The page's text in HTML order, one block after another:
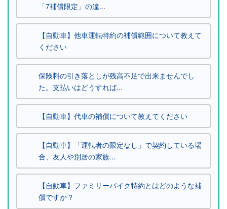
「7補償限定」の違...
【自動車】他車運転特約の補償範囲について教えて
ください
保険料の引き落としが残高不足で出来ませんでし
た。支払いはどうすれば...
【自動車】代車の補償について教えてください
【自動車】「運転者の限定なし」で契約している場
合、友人や別居の家族...
【自動車】ファミリーバイク特約とはどのような補
償ですか？